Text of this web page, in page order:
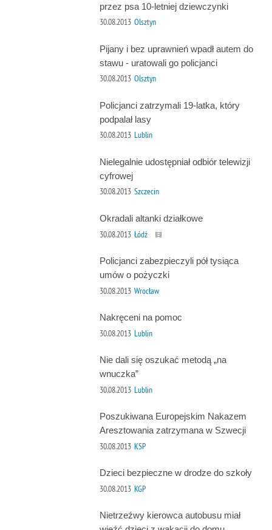
przez psa 10-letniej dziewczynki
30.08.2013 Olsztyn
Pijany i bez uprawnień wpadł autem do
stawu - uratowali go policjanci
30.08.2013 Olsztyn
Policjanci zatrzymali 19-latka, który
podpalał lasy
30.08.2013 Lublin
Nielegalnie udostępniał odbiór telewizji
cyfrowej
30.08.2013 Szczecin
Okradali altanki działkowe
30.08.2013 Łódź
Policjanci zabezpieczyli pół tysiąca
umów o pożyczki
30.08.2013 Wrocław
Nakręceni na pomoc
30.08.2013 Lublin
Nie dali się oszukać metodą „na
wnuczka”
30.08.2013 Lublin
Poszukiwana Europejskim Nakazem
Aresztowania zatrzymana w Szwecji
30.08.2013 KSP
Dzieci bezpieczne w drodze do szkoły
30.08.2013 KGP
Nietrzeźwy kierowca autobusu miał